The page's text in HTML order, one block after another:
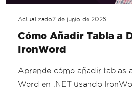
Actualizado7 de junio de 2026
Cómo Añadir Tabla a
IronWord
Aprende cómo añadir tablas
Word en .NET usando